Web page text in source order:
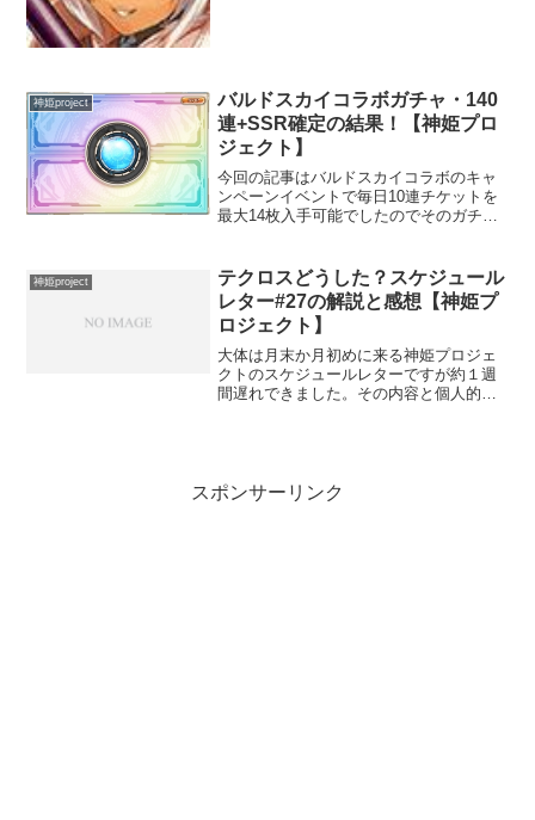
神姫project
バルドスカイコラボガチャ・140
連+SSR確定の結果！【神姫プロ
ジェクト】
今回の記事はバルドスカイコラボのキャ
ンペーンイベントで毎日10連チケットを
最大14枚入手可能でしたのでそのガチャ
くれるのでしょうか？初日10連～40連
+確定初手虹扉か...
神姫project
テクロスどうした？スケジュール
レター#27の解説と感想【神姫プ
ロジェクト】
大体は月末か月初めに来る神姫プロジェ
クトのスケジュールレターですが約１週
間遅れできました。その内容と個人的分
スポンサーリンク